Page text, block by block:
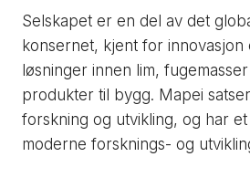
Selskapet er en del av det
konsernet, kjent for
løsninger innen lim,
produkter til bygg. Mapei
forskning og utvikling, og har
moderne forsknings- og